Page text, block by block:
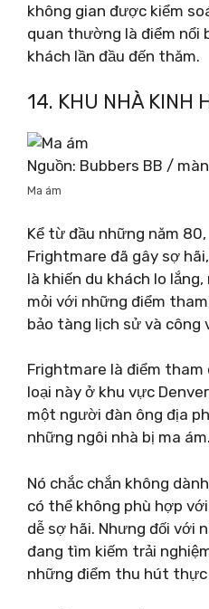
không gian được kiểm
quan thường là điểm nổi
khách lần đầu đến thăm.
14. KHU NHÀ KINH
Nguồn: Bubbers BB /
Ma ám
Kể từ đầu những năm
Frightmare đã gây sợ
là khiến du khách lo
mỏi với những điểm
bảo tàng lịch sử và công
Frightmare là điểm
loại này ở khu vực
một người đàn ông địa
những ngôi nhà bị ma ám.
Nó chắc chắn không
có thể không phù hợp
dễ sợ hãi. Nhưng đối với
đang tìm kiếm trải
những điểm thu hút thực